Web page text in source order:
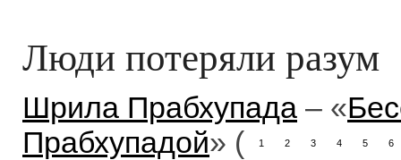
Люди потеряли разум
Шрила Прабхупада – «
Прабхупадой» ( 1 2 3 4 5 6